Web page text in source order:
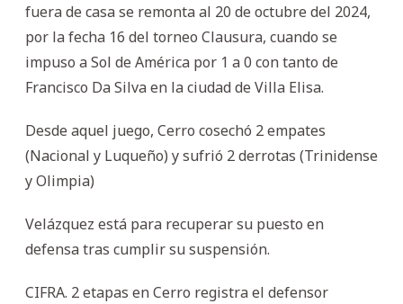
fuera de casa se remonta al 20 de octubre del 2024,
por la fecha 16 del torneo Clausura, cuando se
impuso a Sol de América por 1 a 0 con tanto de
Francisco Da Silva en la ciudad de Villa Elisa.
Desde aquel juego, Cerro cosechó 2 empates
(Nacional y Luqueño) y sufrió 2 derrotas (Trinidense
y Olimpia)
Velázquez está para recuperar su puesto en
defensa tras cumplir su suspensión.
CIFRA. 2 etapas en Cerro registra el defensor